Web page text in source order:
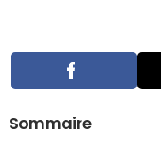
Sommaire